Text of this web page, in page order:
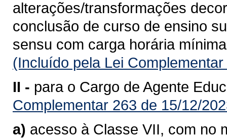
alterações/transformações
conclusão de curso de ensino
sensu com carga horária
(Incluído pela Lei
II - para o Cargo de Agente
Complementar 263 de 15/12/
a) acesso à Classe VII, com no